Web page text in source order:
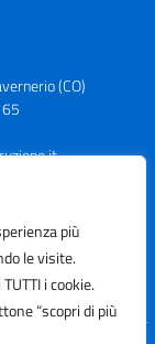
più
le visite.
i cookie.
“scopri di più
(CO)